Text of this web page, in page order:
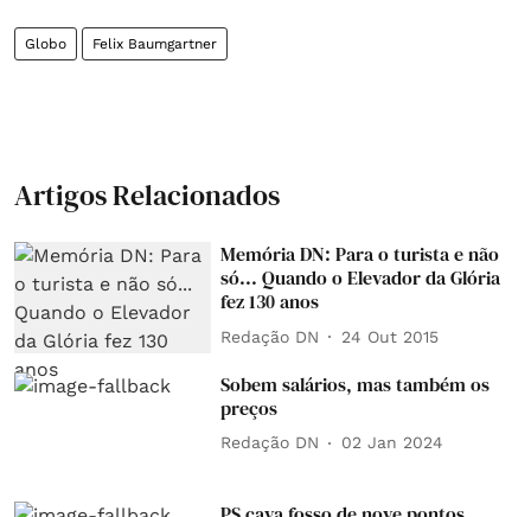
Globo Felix Baumgartner
Artigos Relacionados
Memória DN: Para o turista e não
só... Quando o Elevador da Glória
fez 130 anos
Redação DN 24 Out 2015
Sobem salários, mas também os
preços
Redação DN 02 Jan 2024